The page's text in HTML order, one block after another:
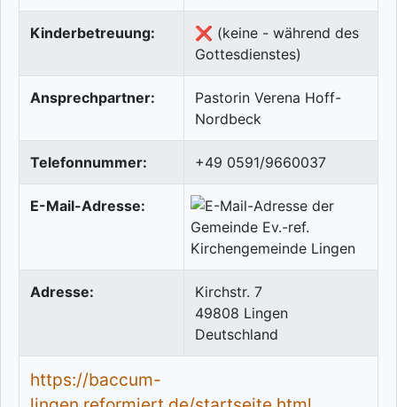
Kinderbetreuung:
❌ (keine - während des
Gottesdienstes)
Ansprechpartner:
Pastorin Verena Hoff-
Nordbeck
Telefonnummer: +49 0591/9660037
E-Mail-Adresse:
Adresse:
Kirchstr. 7
49808 Lingen
Deutschland
https://baccum-